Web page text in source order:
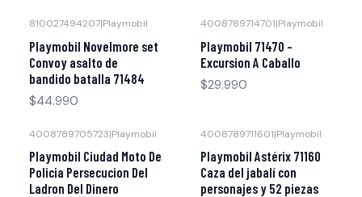
810027494207|Playmobil
Playmobil Novelmore set
Convoy asalto de
bandido batalla 71484
$44.990
4008789714701|Playmobil
Playmobil 71470 -
Excursion A Caballo
$29.990
4008789705723|Playmobil
Playmobil Ciudad Moto De
Policia Persecucion Del
Ladron Del Dinero
4008789711601|Playmobil
Playmobil Astérix 71160
Caza del jabalí con
personajes y 52 piezas